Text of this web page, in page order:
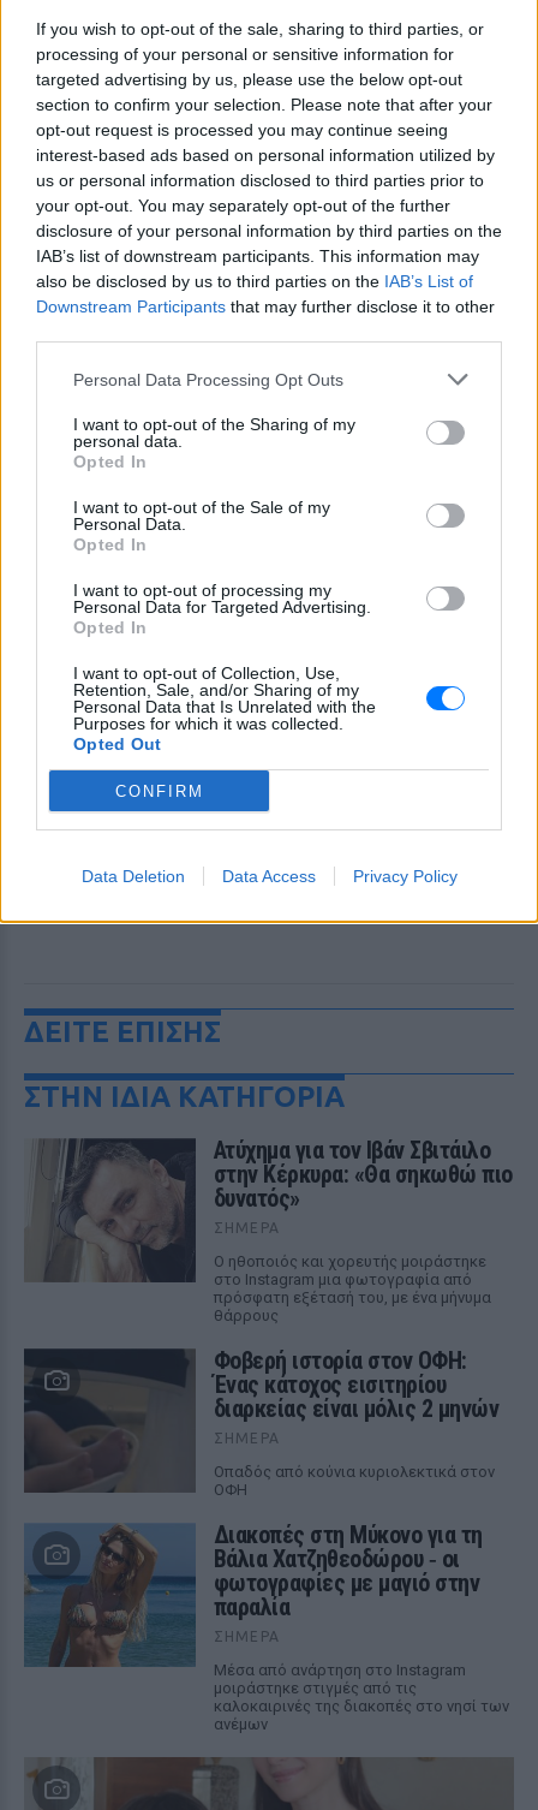
If you wish to opt-out of the sale, sharing to third parties, or
processing of your personal or sensitive information for
targeted advertising by us, please use the below opt-out
section to confirm your selection. Please note that after your
opt-out request is processed you may continue seeing
interest-based ads based on personal information utilized by
us or personal information disclosed to third parties prior to
your opt-out. You may separately opt-out of the further
disclosure of your personal information by third parties on the
IAB’s list of downstream participants. This information may
also be disclosed by us to third parties on the IAB’s List of
Downstream Participants that may further disclose it to other
Personal Data Processing Opt Outs
I want to opt-out of the Sharing of my
personal data.
Opted In
I want to opt-out of the Sale of my
Personal Data.
Opted In
I want to opt-out of processing my
Personal Data for Targeted Advertising.
Opted In
I want to opt-out of Collection, Use,
Retention, Sale, and/or Sharing of my
Personal Data that Is Unrelated with the
Purposes for which it was collected.
Opted Out
CONFIRM
Data Deletion Data Access Privacy Policy
Ακολουθήστε το E-Radio.gr στο Google News
και μάθετε πρώτοιτα πιο hot νέα.
Διαβάστε περισσότερα θέματα γιαΜόδα ,
Ομορφιά,Σχέσειςκαι φυσικάCelebrities στο νέο
Pink.gr!
ΔΕΙΤΕ ΕΠΙΣΗΣ
ΣΤΗΝ ΙΔΙΑ ΚΑΤΗΓΟΡΙΑ
Ατύχημα για τον Ιβάν Σβιτάιλο
στην Κέρκυρα: «Θα σηκωθώ πιο
δυνατός»
ΣΉΜΕΡΑ
Ο ηθοποιός και χορευτής μοιράστηκε
στο Instagram μια φωτογραφία από
πρόσφατη εξέτασή του, με ένα μήνυμα
θάρρους
Φοβερή ιστορία στον ΟΦΗ:
Ένας κάτοχος εισιτηρίου
διαρκείας είναι μόλις 2 μηνών
ΣΉΜΕΡΑ
Οπαδός από κούνια κυριολεκτικά στον
ΟΦΗ
Διακοπές στη Μύκονο για τη
Βάλια Χατζηθεοδώρου ‑ οι
φωτογραφίες με μαγιό στην
παραλία
ΣΉΜΕΡΑ
Μέσα από ανάρτηση στο Instagram
μοιράστηκε στιγμές από τις
καλοκαιρινές της διακοπές στο νησί των
ανέμων